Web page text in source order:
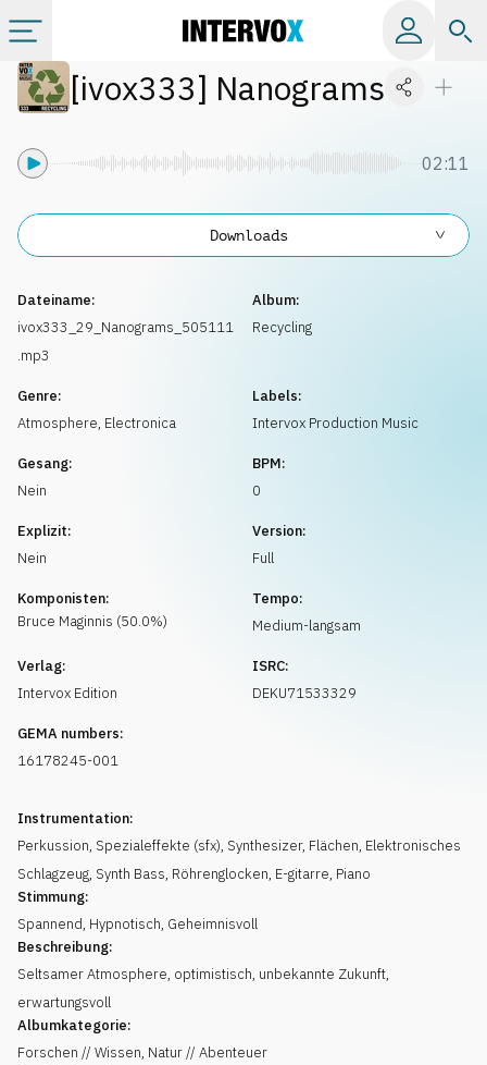
Kategorien
Alle Alben
Playlists
Info
[ivox333] Nanograms
02:11
Dateiname:
ivox333_29_Nanograms_505111
.mp3
Album:
Recycling
Genre:
Atmosphere, Electronica
Labels:
Intervox Production Music
Gesang:
Nein
BPM:
0
Explizit:
Nein
Version:
Full
Komponisten:
Bruce Maginnis (50.0%)
Tempo:
Medium-langsam
Verlag:
Intervox Edition
ISRC:
DEKU71533329
GEMA numbers:
16178245-001
Instrumentation:
Perkussion, Spezialeffekte (sfx), Synthesizer, Flächen, Elektronisches
Schlagzeug, Synth Bass, Röhrenglocken, E-gitarre, Piano
Stimmung:
Spannend, Hypnotisch, Geheimnisvoll
Beschreibung:
Seltsamer Atmosphere, optimistisch, unbekannte Zukunft,
erwartungsvoll
Albumkategorie:
Forschen // Wissen, Natur // Abenteuer
Downloads